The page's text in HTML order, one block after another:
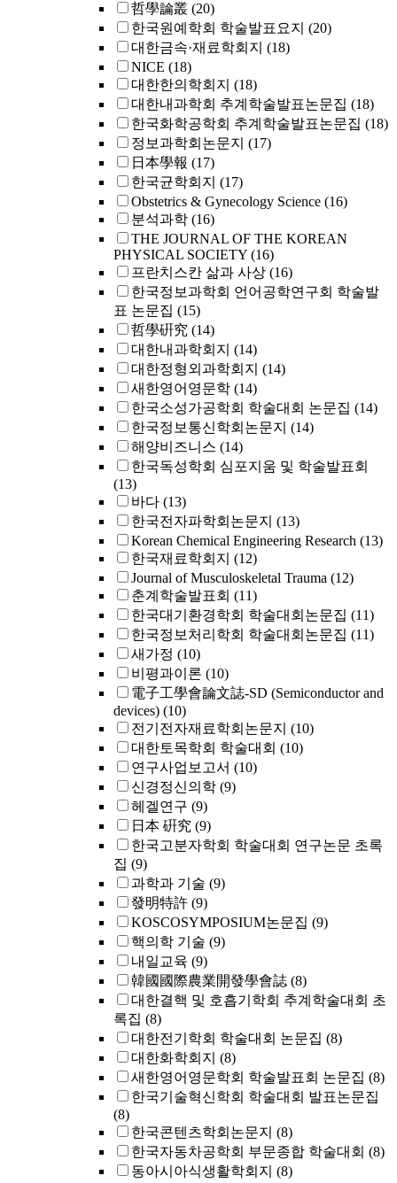
哲學論叢 (20)
한국원예학회 학술발표요지 (20)
대한금속·재료학회지 (18)
NICE (18)
대한한의학회지 (18)
대한내과학회 추계학술발표논문집 (18)
한국화학공학회 추계학술발표논문집 (18)
정보과학회논문지 (17)
日本學報 (17)
한국균학회지 (17)
Obstetrics & Gynecology Science (16)
분석과학 (16)
THE JOURNAL OF THE KOREAN
PHYSICAL SOCIETY (16)
프란치스칸 삶과 사상 (16)
한국정보과학회 언어공학연구회 학술발
표 논문집 (15)
哲學硏究 (14)
대한내과학회지 (14)
대한정형외과학회지 (14)
새한영어영문학 (14)
한국소성가공학회 학술대회 논문집 (14)
한국정보통신학회논문지 (14)
해양비즈니스 (14)
한국독성학회 심포지움 및 학술발표회
(13)
바다 (13)
한국전자파학회논문지 (13)
Korean Chemical Engineering Research (13)
한국재료학회지 (12)
Journal of Musculoskeletal Trauma (12)
춘계학술발표회 (11)
한국대기환경학회 학술대회논문집 (11)
한국정보처리학회 학술대회논문집 (11)
새가정 (10)
비평과이론 (10)
電子工學會論文誌-SD (Semiconductor and
devices) (10)
전기전자재료학회논문지 (10)
대한토목학회 학술대회 (10)
연구사업보고서 (10)
신경정신의학 (9)
헤겔연구 (9)
日本 硏究 (9)
한국고분자학회 학술대회 연구논문 초록
집 (9)
과학과 기술 (9)
發明特許 (9)
KOSCOSYMPOSIUM논문집 (9)
핵의학 기술 (9)
내일교육 (9)
韓國國際農業開發學會誌 (8)
대한결핵 및 호흡기학회 추계학술대회 초
록집 (8)
대한전기학회 학술대회 논문집 (8)
대한화학회지 (8)
새한영어영문학회 학술발표회 논문집 (8)
한국기술혁신학회 학술대회 발표논문집
(8)
한국콘텐츠학회논문지 (8)
한국자동차공학회 부문종합 학술대회 (8)
동아시아식생활학회지 (8)